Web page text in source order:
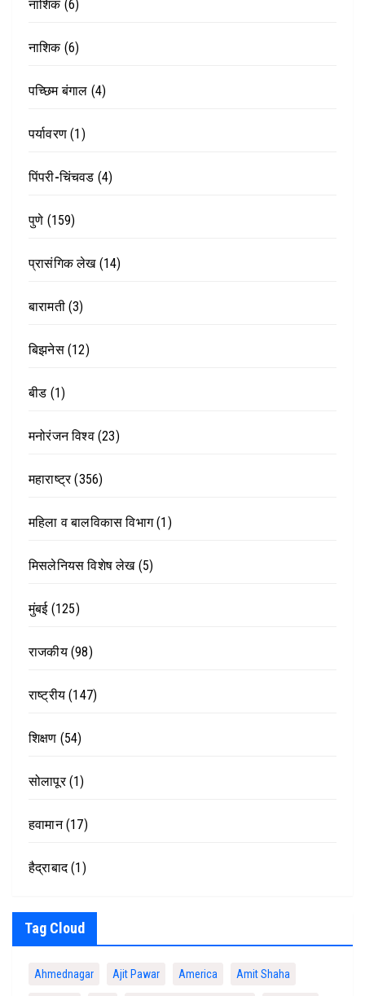
नाशिक(6)
नाशिक(6)
पच्छिम बंगाल (4)
पर्यावरण (1)
पिंपरी-चिंचवड (4)
पुणे (159)
प्रासंगिक लेख(14)
बारामती(3)
बिझनेस(12)
बीड (1)
मनोरंजन विश्व(23)
महाराष्ट्र(356)
महिला व बालविकास विभाग(1)
मिसलेनियस विशेष लेख(5)
मुंबई(125)
राजकीय(98)
राष्ट्रीय (147)
शिक्षण (54)
सोलापूर(1)
हवामान(17)
हैद्राबाद(1)
Tag Cloud
Ahmednagar Ajit Pawar America Amit Shaha